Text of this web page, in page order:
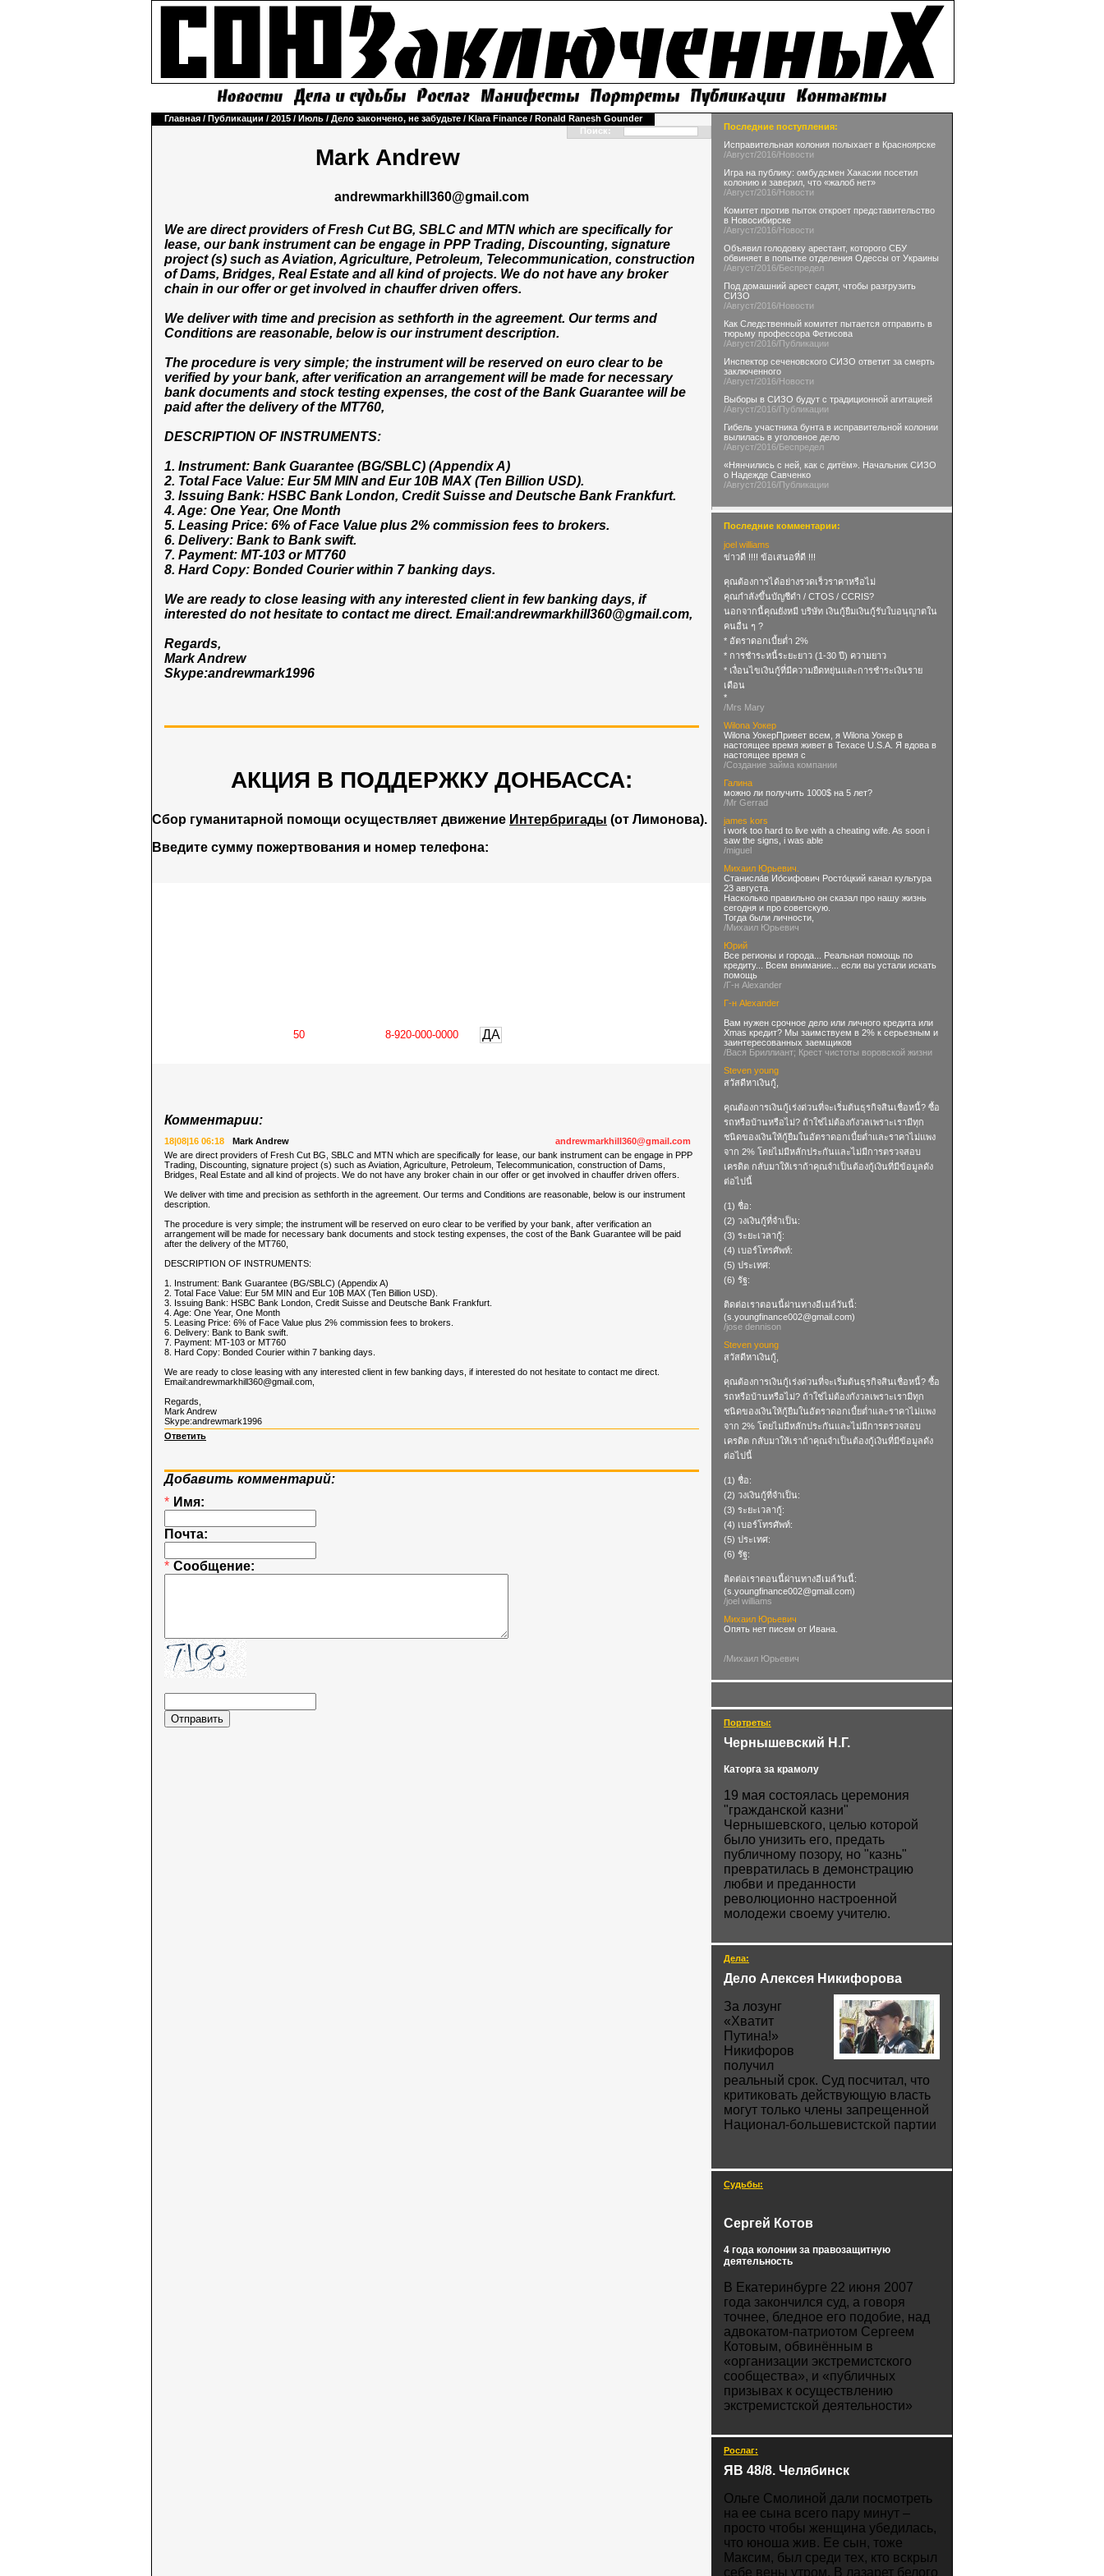
Главная / Публикации / 2015 / Июль / Дело закончено, не забудьте / Klara Finance / Ronald Ranesh Gounder
Поиск:
Mark Andrew
andrewmarkhill360@gmail.com
We are direct providers of Fresh Cut BG, SBLC and MTN which are specifically for
lease, our bank instrument can be engage in PPP Trading, Discounting, signature
project (s) such as Aviation, Agriculture, Petroleum, Telecommunication, construction
of Dams, Bridges, Real Estate and all kind of projects. We do not have any broker
chain in our offer or get involved in chauffer driven offers.
We deliver with time and precision as sethforth in the agreement. Our terms and
Conditions are reasonable, below is our instrument description.
The procedure is very simple; the instrument will be reserved on euro clear to be
verified by your bank, after verification an arrangement will be made for necessary
bank documents and stock testing expenses, the cost of the Bank Guarantee will be
paid after the delivery of the MT760,
DESCRIPTION OF INSTRUMENTS:
1. Instrument: Bank Guarantee (BG/SBLC) (Appendix A)
2. Total Face Value: Eur 5M MIN and Eur 10B MAX (Ten Billion USD).
3. Issuing Bank: HSBC Bank London, Credit Suisse and Deutsche Bank Frankfurt.
4. Age: One Year, One Month
5. Leasing Price: 6% of Face Value plus 2% commission fees to brokers.
6. Delivery: Bank to Bank swift.
7. Payment: MT-103 or MT760
8. Hard Copy: Bonded Courier within 7 banking days.
We are ready to close leasing with any interested client in few banking days, if
interested do not hesitate to contact me direct. Email:andrewmarkhill360@gmail.com,
Regards,
Mark Andrew
Skype:andrewmark1996
АКЦИЯ В ПОДДЕРЖКУ ДОНБАССА:
Сбор гуманитарной помощи осуществляет движение Интербригады (от Лимонова).
Введите сумму пожертвования и номер телефона:
ДА
Комментарии:
18|08|16 06:18 Mark Andrew
andrewmarkhill360@gmail.com
We are direct providers of Fresh Cut BG, SBLC and MTN which are specifically for lease, our bank instrument can be engage in PPP
Trading, Discounting, signature project (s) such as Aviation, Agriculture, Petroleum, Telecommunication, construction of Dams,
Bridges, Real Estate and all kind of projects. We do not have any broker chain in our offer or get involved in chauffer driven offers.
We deliver with time and precision as sethforth in the agreement. Our terms and Conditions are reasonable, below is our instrument
description.
The procedure is very simple; the instrument will be reserved on euro clear to be verified by your bank, after verification an
arrangement will be made for necessary bank documents and stock testing expenses, the cost of the Bank Guarantee will be paid
after the delivery of the MT760,
DESCRIPTION OF INSTRUMENTS:
1. Instrument: Bank Guarantee (BG/SBLC) (Appendix A)
2. Total Face Value: Eur 5M MIN and Eur 10B MAX (Ten Billion USD).
3. Issuing Bank: HSBC Bank London, Credit Suisse and Deutsche Bank Frankfurt.
4. Age: One Year, One Month
5. Leasing Price: 6% of Face Value plus 2% commission fees to brokers.
6. Delivery: Bank to Bank swift.
7. Payment: MT-103 or MT760
8. Hard Copy: Bonded Courier within 7 banking days.
We are ready to close leasing with any interested client in few banking days, if interested do not hesitate to contact me direct.
Email:andrewmarkhill360@gmail.com
Regards,
Mark Andrew
Skype:andrewmark1996
Ответить
Добавить комментарий:
* Имя:
Почта:
* Сообщение:
Последние поступления:
Исправительная колония полыхает в Красноярске
/Август/2016/Новости
Игра на публику: омбудсмен Хакасии посетил
колонию и заверил, что «жалоб нет»
/Август/2016/Новости
Комитет против пыток откроет представительство
в Новосибирске
/Август/2016/Новости
Объявил голодовку арестант, которого СБУ
обвиняет в попытке отделения Одессы от Украины
/Август/2016/Беспредел
Под домашний арест садят, чтобы разгрузить
СИЗО
/Август/2016/Новости
Как Следственный комитет пытается отправить в
тюрьму профессора Фетисова
/Август/2016/Публикации
Инспектор сеченовского СИЗО ответит за смерть
заключенного
/Август/2016/Новости
Выборы в СИЗО будут с традиционной агитацией
/Август/2016/Публикации
Гибель участника бунта в исправительной колонии
вылилась в уголовное дело
/Август/2016/Беспредел
«Нянчились с ней, как с дитём». Начальник СИЗО
о Надежде Савченко
/Август/2016/Публикации
Последние комментарии:
joel williams
ข่าวดี !!!! ข้อเสนอที่ดี !!!
คุณต้องการได้อย่างรวดเร็วราคาหรือไม่
คุณกำลังขึ้นบัญชีดำ / CTOS / CCRIS?
นอกจากนี้คุณยังหมี บริษัท เงินกู้ยืมเงินกู้รับใบอนุญาตใน
คนอื่น ๆ ?
* อัตราดอกเบี้ยต่ำ 2%
* การชำระหนี้ระยะยาว (1-30 ปี) ความยาว
* เงื่อนไขเงินกู้ที่มีความยืดหยุ่นและการชำระเงินราย
เดือน
*
/Mrs Mary
Wilona Уокер
Wilona УокерПривет всем, я Wilona Уокер в
настоящее время живет в Техасе U.S.A. Я вдова в
настоящее время с
/Создание займа компании
Галина
можно ли получить 1000$ на 5 лет?
/Mr Gerrad
james kors
i work too hard to live with a cheating wife. As soon i
saw the signs, i was able
/miguel
Михаил Юрьевич.
Станисла́в Ио́сифович Росто́цкий канал культура
23 августа.
Насколько правильно он сказал про нашу жизнь
сегодня и про советскую.
Тогда были личности,
/Михаил Юрьевич
Юрий
Все регионы и города... Реальная помощь по
кредиту... Всем внимание... если вы устали искать
помощь
/Г-н Alexander
Г-н Alexander
Вам нужен срочное дело или личного кредита или
Xmas кредит? Мы заимствуем в 2% к серьезным и
заинтересованных заемщиков
/Вася Бриллиант; Крест чистоты воровской жизни
Steven young
สวัสดีหาเงินกู้,
คุณต้องการเงินกู้เร่งด่วนที่จะเริ่มต้นธุรกิจสินเชื่อหนี้? ซื้อ
รถหรือบ้านหรือไม่? ถ้าใช่ไม่ต้องกังวลเพราะเรามีทุก
ชนิดของเงินให้กู้ยืมในอัตราดอกเบี้ยต่ำและราคาไม่แพง
จาก 2% โดยไม่มีหลักประกันและไม่มีการตรวจสอบ
เครดิต กลับมาให้เราถ้าคุณจำเป็นต้องกู้เงินที่มีข้อมูลดัง
ต่อไปนี้
(1) ชื่อ:
(2) วงเงินกู้ที่จำเป็น:
(3) ระยะเวลากู้:
(4) เบอร์โทรศัพท์:
(5) ประเทศ:
(6) รัฐ:
ติดต่อเราตอนนี้ผ่านทางอีเมล์วันนี้:
(s.youngfinance002@gmail.com)
/jose dennison
Steven young
สวัสดีหาเงินกู้,
คุณต้องการเงินกู้เร่งด่วนที่จะเริ่มต้นธุรกิจสินเชื่อหนี้? ซื้อ
รถหรือบ้านหรือไม่? ถ้าใช่ไม่ต้องกังวลเพราะเรามีทุก
ชนิดของเงินให้กู้ยืมในอัตราดอกเบี้ยต่ำและราคาไม่แพง
จาก 2% โดยไม่มีหลักประกันและไม่มีการตรวจสอบ
เครดิต กลับมาให้เราถ้าคุณจำเป็นต้องกู้เงินที่มีข้อมูลดัง
ต่อไปนี้
(1) ชื่อ:
(2) วงเงินกู้ที่จำเป็น:
(3) ระยะเวลากู้:
(4) เบอร์โทรศัพท์:
(5) ประเทศ:
(6) รัฐ:
ติดต่อเราตอนนี้ผ่านทางอีเมล์วันนี้:
(s.youngfinance002@gmail.com)
/joel williams
Михаил Юрьевич
Опять нет писем от Ивана.
/Михаил Юрьевич
Портреты:
Чернышевский Н.Г.
Каторга за крамолу
19 мая состоялась церемония
"гражданской казни"
Чернышевского, целью которой
было унизить его, предать
публичному позору, но "казнь"
превратилась в демонстрацию
любви и преданности
революционно настроенной
молодежи своему учителю.
Дела:
Дело Алексея Никифорова
За лозунг
«Хватит
Путина!»
Никифоров
получил
реальный срок. Суд посчитал, что
критиковать действующую власть
могут только члены запрещенной
Национал-большевистской партии
Судьбы:
Сергей Котов
4 года колонии за правозащитную
деятельность
В Екатеринбурге 22 июня 2007
года закончился суд, а говоря
точнее, бледное его подобие, над
адвокатом-патриотом Сергеем
Котовым, обвинённым в
«организации экстремистского
сообщества», и «публичных
призывах к осуществлению
экстремистской деятельности»
Рослаг:
ЯВ 48/8. Челябинск
Ольге Смолиной дали посмотреть
на ее сына всего пару минут –
просто чтобы женщина убедилась,
что юноша жив. Ее сын, тоже
Максим, был среди тех, кто вскрыл
себе вены утром. В лазарет белого